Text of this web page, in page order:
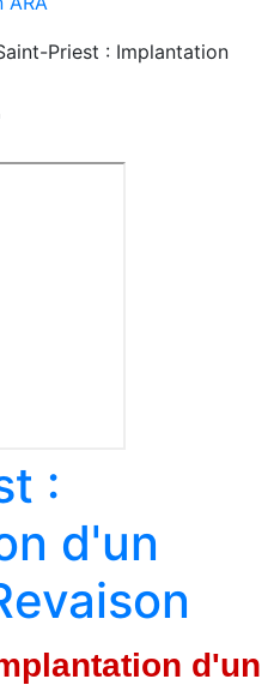
Priest : Implantation
:
d'un
d'un